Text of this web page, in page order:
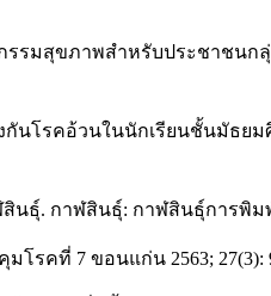
รรมสุขภาพสำหรับประชาชนก
นโรคอ้วนในนักเรียนชั้นมัธยม
นธุ์. กาฬสินธุ์: กาฬสินธุ์การพิมพ์
คที่ 7 ขอนแก่น 2563; 27(3):